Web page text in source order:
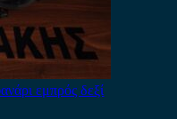
εμπρός δεξί